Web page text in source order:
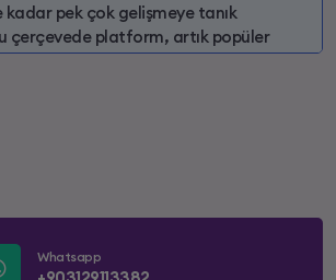
kadar pek çok gelişmeye tanık
çerçevede platform, artık popüler
elde etme gibi amaçlar için de
yönelik kullanılabileceğini merak
Whatsapp